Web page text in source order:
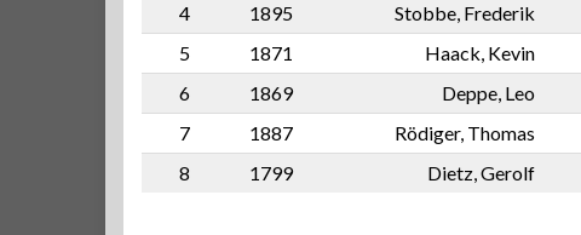
4
1895 Stobbe, Frederik
5
1871 Haack, Kevin
6
1869 Deppe, Leo
7
1887 Rödiger, Thomas
8
1799 Dietz, Gerolf